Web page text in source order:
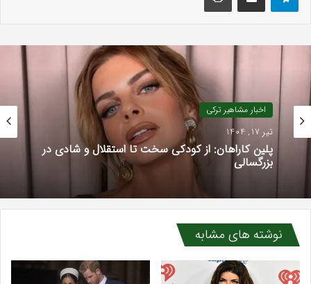
اخبار مشاهیر ترکی
تیر 17, 1404
پلین کاراهان: از کودکی سخت تا استقلال و شادی در
بزرگسالی
نوشته های مشابه